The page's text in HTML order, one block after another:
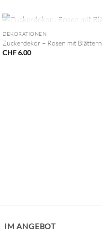
+
NICHT VORRÄTIG
DEKORATIONEN
Zuckerdekor – Rosen mit Blättern
CHF6.00
IM ANGEBOT